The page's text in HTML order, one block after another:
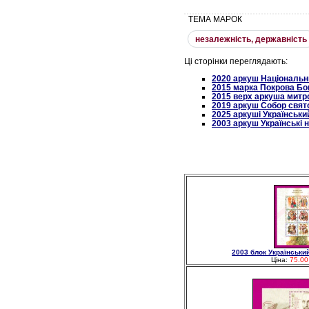
ТЕМА МАРОК
незалежнiсть, державнiсть
Ці сторінки переглядають:
2020 аркуш
2015 марка Покрова
2015 верх аркуша
2019 аркуш Собор
2025 аркуші
2003 аркуш Українські
2003 блок
Ціна: 75.00